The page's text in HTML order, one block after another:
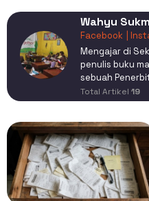
Wahyu
Facebook |
Mengajar di
penulis buku
sebuah
Total Artikel 19